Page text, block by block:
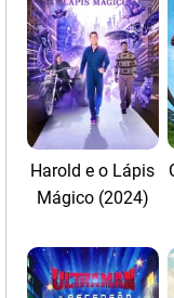
Harold e o Lápis
Mágico (2024)